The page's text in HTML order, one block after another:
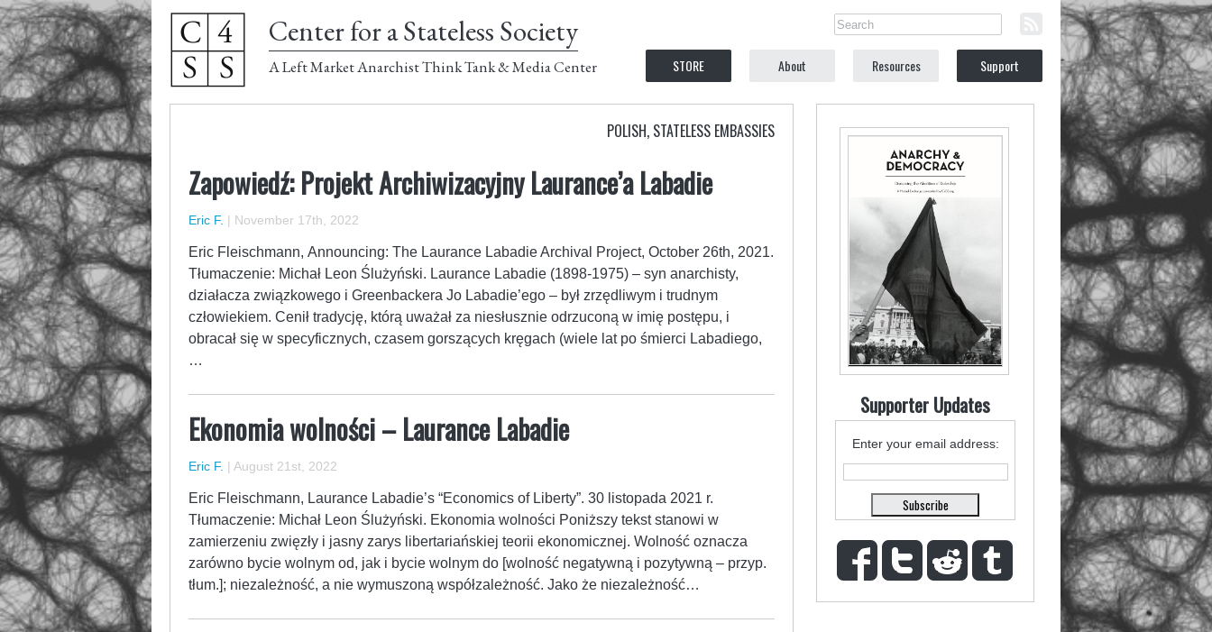
Center for a Stateless Society
A Left Market Anarchist Think Tank & Media Center STORE About Resources Support
POLISH, STATELESS EMBASSIES
Zapowiedź: Projekt Archiwizacyjny Laurance’a Labadie
Eric F. | November 17th, 2022
Eric Fleischmann, Announcing: The Laurance Labadie Archival Project, October 26th, 2021.
Tłumaczenie: Michał Leon Ślużyński. Laurance Labadie (1898-1975) – syn anarchisty,
działacza związkowego i Greenbackera Jo Labadie’ego – był zrzędliwym i trudnym
człowiekiem. Cenił tradycję, którą uważał za niesłusznie odrzuconą w imię postępu, i
obracał się w specyficznych, czasem gorszących kręgach (wiele lat po śmierci Labadiego,
…
Ekonomia wolności – Laurance Labadie
Eric F. | August 21st, 2022
Eric Fleischmann, Laurance Labadie’s “Economics of Liberty”. 30 listopada 2021 r.
Tłumaczenie: Michał Leon Ślużyński. Ekonomia wolności Poniższy tekst stanowi w
zamierzeniu zwięzły i jasny zarys libertariańskiej teorii ekonomicznej. Wolność oznacza
zarówno bycie wolnym od, jak i bycie wolnym do [wolność negatywną i pozytywną – przyp.
tłum.]; niezależność, a nie wymuszoną współzależność. Jako że niezależność…
Supporter Updates
Enter your email address: